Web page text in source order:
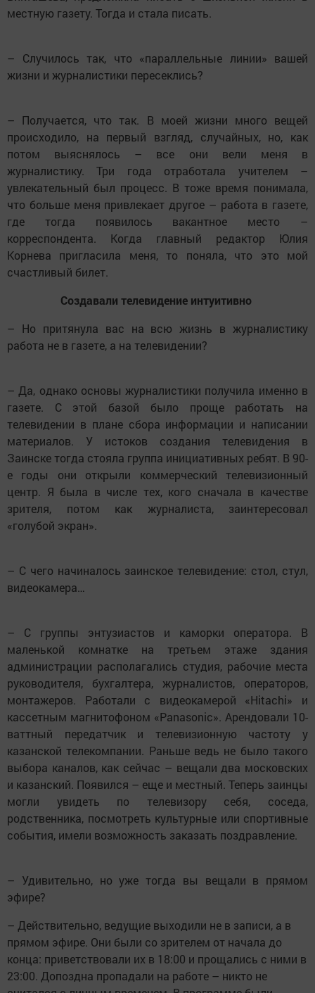
местную газету. Тогда и стала писать.
– Случилось так, что «параллельные линии» вашей
жизни и журналистики пересеклись?
– Получается, что так. В моей жизни много вещей
происходило, на первый взгляд, случайных, но, как
потом выяснялось – все они вели меня в
журналистику. Три года отработала учителем –
увлекательный был процесс. В тоже время понимала,
что больше меня привлекает другое – работа в газете,
где тогда появилось вакантное место –
корреспондента. Когда главный редактор Юлия
Корнева пригласила меня, то поняла, что это мой
счастливый билет.
Создавали телевидение интуитивно
– Но притянула вас на всю жизнь в журналистику
работа не в газете, а на телевидении?
– Да, однако основы журналистики получила именно в
газете. С этой базой было проще работать на
телевидении в плане сбора информации и написании
материалов. У истоков создания телевидения в
Заинске тогда стояла группа инициативных ребят. В 90-
е годы они открыли коммерческий телевизионный
центр. Я была в числе тех, кого сначала в качестве
зрителя, потом как журналиста, заинтересовал
«голубой экран».
– С чего начиналось заинское телевидение: стол, стул,
видеокамера…
– С группы энтузиастов и каморки оператора. В
маленькой комнатке на третьем этаже здания
администрации располагались студия, рабочие места
руководителя, бухгалтера, журналистов, операторов,
монтажеров. Работали с видеокамерой «Hitachi» и
кассетным магнитофоном «Panasonic». Арендовали 10-
ваттный передатчик и телевизионную частоту у
казанской телекомпании. Раньше ведь не было такого
выбора каналов, как сейчас – вещали два московских
и казанский. Появился – еще и местный. Теперь заинцы
могли увидеть по телевизору себя, соседа,
родственника, посмотреть культурные или спортивные
события, имели возможность заказать поздравление.
– Удивительно, но уже тогда вы вещали в прямом
эфире?
– Действительно, ведущие выходили не в записи, а в
прямом эфире. Они были со зрителем от начала до
конца: приветствовали их в 18:00 и прощались с ними в
23:00. Допоздна пропадали на работе – никто не